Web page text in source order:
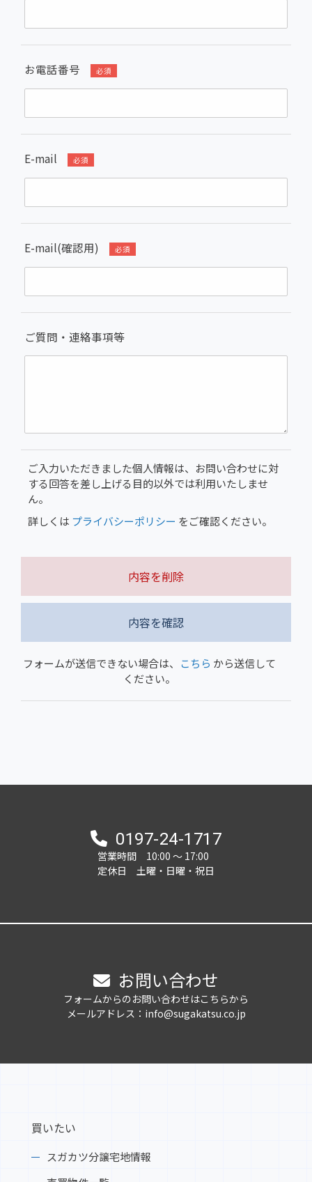
お電話番号 必須
E-mail 必須
E-mail(確認用) 必須
ご質問・連絡事項等
ご入力いただきました個人情報は、お問い合わせに対
する回答を差し上げる目的以外では利用いたしませ
ん。
詳しくは プライバシーポリシー をご確認ください。
内容を削除
内容を確認
フォームが送信できない場合は、 こちら から送信して
ください。
0197-24-1717
営業時間 10:00 ～ 17:00
定休日 土曜・日曜・祝日
お問い合わせ
フォームからのお問い合わせはこちらから
メールアドレス：info@sugakatsu.co.jp
買いたい
スガカツ分譲宅地情報